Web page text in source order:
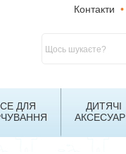
Контакти •
ДЛЯ
ДИТЯЧІ